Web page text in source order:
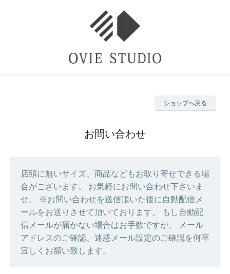
ショップへ戻る
お問い合わせ
店頭に無いサイズ、商品などもお取り寄せできる場
合がございます。 お気軽にお問い合わせ下さいま
せ。 ※お問い合わせを送信頂いた後に自動配信メ
ールをお送りさせて頂いております。 もし自動配
信メールが届かない場合はお手数ですが、 メール
アドレスのご確認、迷惑メール設定のご確認を何卒
宜しくお願い致します。